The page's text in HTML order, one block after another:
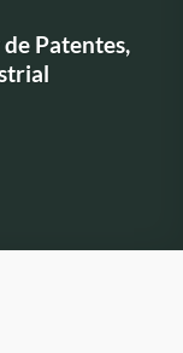
Patentes,